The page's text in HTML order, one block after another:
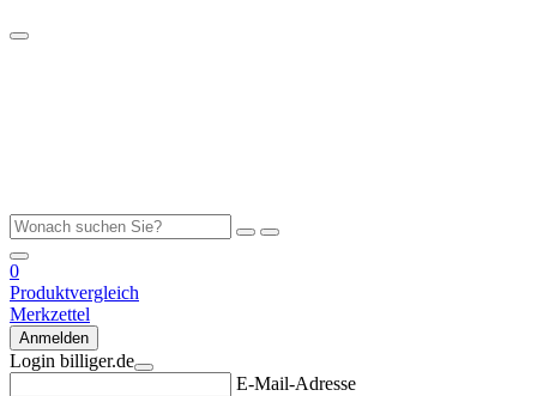
0
Produktvergleich
Merkzettel
Anmelden
Login billiger.de
E-Mail-Adresse